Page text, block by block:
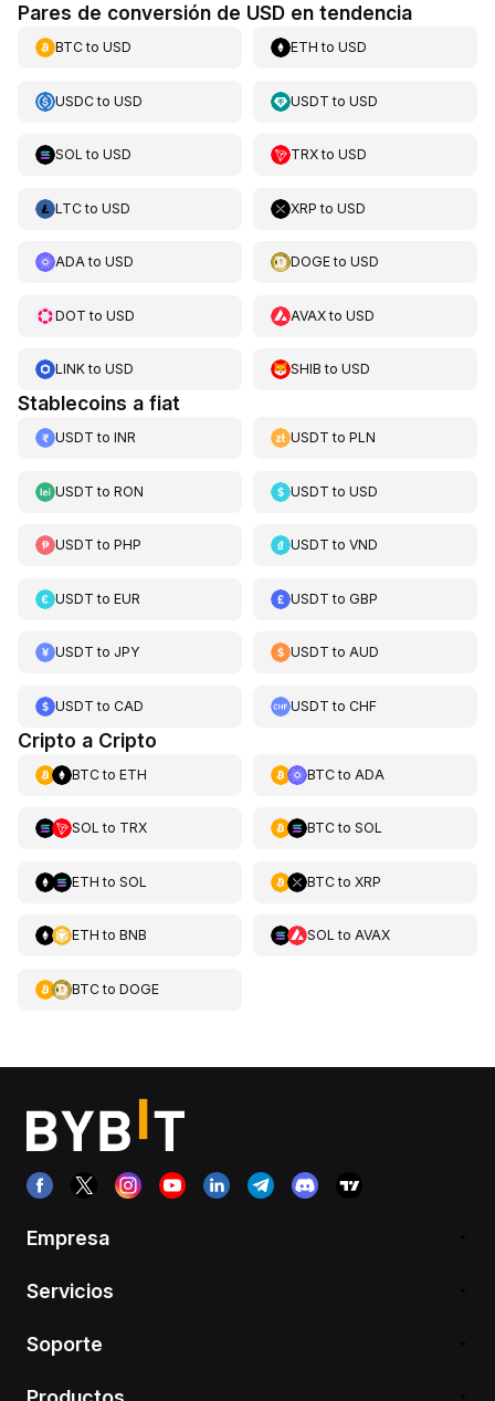
Pares de conversión de USD en tendencia
BTCto USD ETH toUSD
USDCto USD USDT toUSD
SOL to USD TRXtoUSD
LTCto USD XRP toUSD
ADAto USD DOGEtoUSD
DOT to USD AVAXtoUSD
LINKto USD SHIB toUSD
Stablecoins a fiat
USDT to INR USDT toPLN
USDT to RON USDT toUSD
USDT to PHP USDT toVND
USDT to EUR USDT toGBP
USDT to JPY USDT toAUD
USDT to CAD USDT toCHF
Cripto a Cripto
BTCto ETH BTCto ADA
SOL to TRX BTCto SOL
ETH to SOL BTCto XRP
ETH to BNB SOL to AVAX
BTCto DOGE
Empresa
Servicios
Soporte